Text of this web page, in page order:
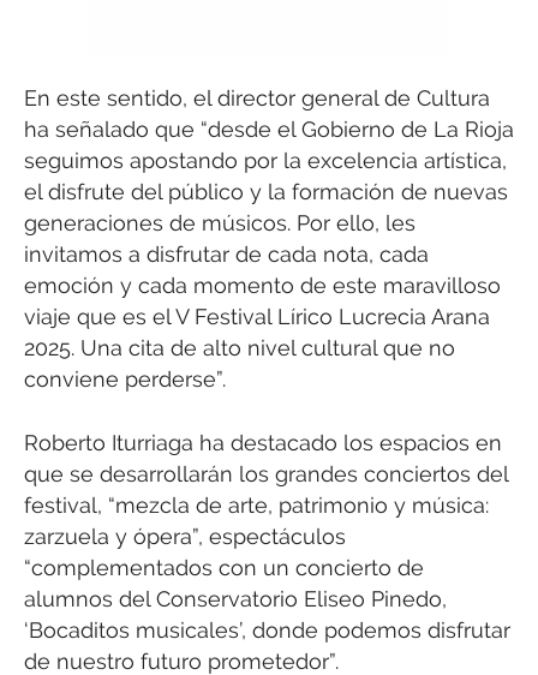
En este sentido, el director general de Cultura
ha señalado que “desde el Gobierno de La Rioja
seguimos apostando por la excelencia artística,
el disfrute del público y la formación de nuevas
generaciones de músicos. Por ello, les
invitamos a disfrutar de cada nota, cada
emoción y cada momento de este maravilloso
viaje que es el V Festival Lírico Lucrecia Arana
2025. Una cita de alto nivel cultural que no
conviene perderse”.
Roberto Iturriaga ha destacado los espacios en
que se desarrollarán los grandes conciertos del
festival, “mezcla de arte, patrimonio y música:
zarzuela y ópera”, espectáculos
“complementados con un concierto de
alumnos del Conservatorio Eliseo Pinedo,
‘Bocaditos musicales’, donde podemos disfrutar
de nuestro futuro prometedor”.